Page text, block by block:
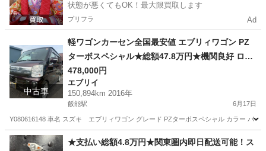
状態が悪くてもOK！最大限買取します
プリフラ Ad
中古車
軽ワゴンカーセン全国最安値 エブリィワゴン PZ
ターボスペシャル★総額47.8万円★機関良好 ロー
ダウン社外アルミ 両側パワスラ 社外ナビ フルセ
グTV バックカメラ レーダーブレーキ 修復歴な
し！
478,000円
エブリイ
150,894km 2016年
飯能駅 6月17日
Y080616148 車名 スズキ エブリィワゴン グレード PZターボスペシャル カラー パー
埼玉 飯能市 飯能駅 エブリイ 車両
★支払い総額4.8万円★関東圏内即日配送可能！ス